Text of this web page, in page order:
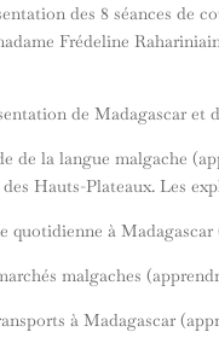
des 8 séances de
Frédeline
de Madagascar
de la langue malgache
Hauts-Plateaux. Les
quotidienne à
malgaches
à Madagascar